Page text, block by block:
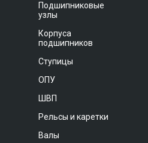
Подшипниковые
узлы
Корпуса
подшипников
Ступицы
ОПУ
ШВП
Рельсы и каретки
Валы